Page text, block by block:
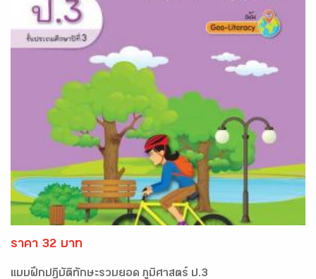
ราคา 32 บาท
แบบฝึกปฏิบัติทักษะรวบยอด ภูมิศาสตร์ ป.3